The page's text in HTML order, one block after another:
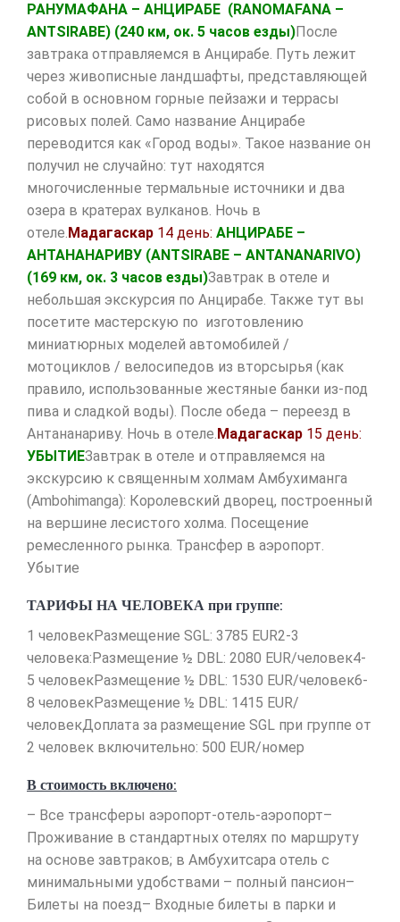
РАНУМАФАНА – АНЦИРАБЕ (RANOMAFANA –
ANTSIRABE) (240 км, ок. 5 часов езды)После
завтрака отправляемся в Анцирабе. Путь лежит
через живописные ландшафты, представляющей
собой в основном горные пейзажи и террасы
рисовых полей. Само название Анцирабе
переводится как «Город воды». Такое название он
получил не случайно: тут находятся
многочисленные термальные источники и два
озера в кратерах вулканов. Ночь в
отеле. Мадагаскар 14 день: АНЦИРАБЕ –
АНТАНАНАРИВУ (ANTSIRABE – ANTANANARIVO)
(169 км, ок. 3 часов езды)Завтрак в отеле и
небольшая экскурсия по Анцирабе. Также тут вы
посетите мастерскую по изготовлению
миниатюрных моделей автомобилей /
мотоциклов / велосипедов из вторсырья (как
правило, использованные жестяные банки из-под
пива и сладкой воды). После обеда – переезд в
Антананариву. Ночь в отеле. Мадагаскар 15 день:
УБЫТИЕЗавтрак в отеле и отправляемся на
экскурсию к священным холмам Амбухиманга
(Ambohimanga): Королевский дворец, построенный
на вершине лесистого холма. Посещение
ремесленного рынка. Трансфер в аэропорт.
Убытие
ТАРИФЫ НА ЧЕЛОВЕКА при группе:
1 человекРазмещение SGL: 3785 EUR2-3
человека:Размещение ½ DBL: 2080 EUR/человек4-
5 человекРазмещение ½ DBL: 1530 EUR/человек6-
8 человекРазмещение ½ DBL: 1415 EUR/
человекДоплата за размещение SGL при группе от
2 человек включительно: 500 EUR/номер
В стоимость включено:
– Все трансферы аэропорт-отель-аэропорт–
Проживание в стандартных отелях по маршруту
на основе завтраков; в Амбухитсара отель с
минимальными удобствами – полный пансион–
Билеты на поезд– Входные билеты в парки и